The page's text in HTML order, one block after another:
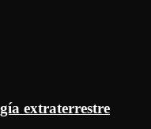
extraterrestre